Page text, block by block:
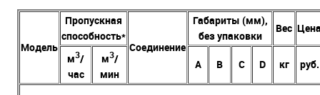
Модель
Пропускная
способность*
Соединение
Габариты (мм),
без упаковки
Вес
м3/
час
м3/
мин
А В C D кг руб.